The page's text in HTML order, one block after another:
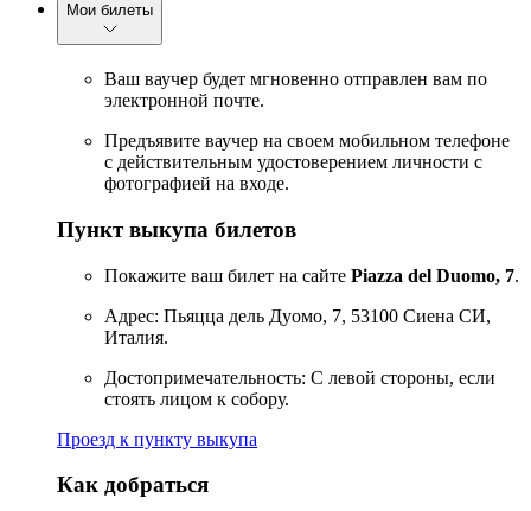
Мои билеты
Ваш ваучер будет мгновенно отправлен вам по
электронной почте.
Предъявите ваучер на своем мобильном телефоне
с действительным удостоверением личности с
фотографией на входе.
Пункт выкупа билетов
Покажите ваш билет на сайте Piazza del Duomo, 7.
Адрес: Пьяцца дель Дуомо, 7, 53100 Сиена СИ,
Италия.
Достопримечательность: С левой стороны, если
стоять лицом к собору.
Проезд к пункту выкупа
Как добраться